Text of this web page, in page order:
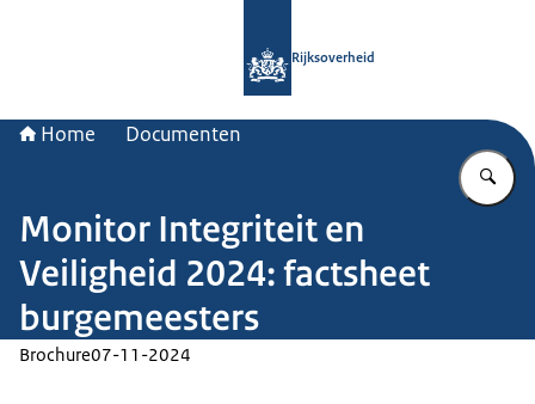
Rijksoverheid
Home Documenten
Monitor Integriteit en
Veiligheid 2024: factsheet
burgemeesters
Brochure07-11-2024